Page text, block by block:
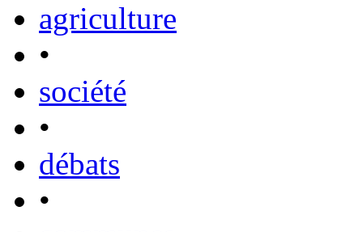
agriculture
•
société
•
débats
•